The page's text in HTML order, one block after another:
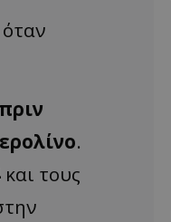
όταν
πριν
.
και τους